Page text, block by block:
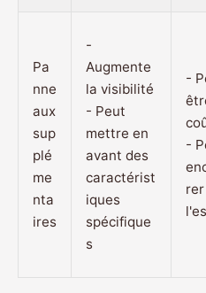
Pa
nne
aux
sup
plé
me
nta
ires
-
Augmente
la visibilité
- Peut
mettre en
avant des
caractérist
iques
spécifique
s
-
-
rer